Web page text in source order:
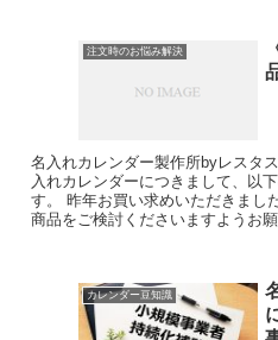
注文時のお悩み解決
名入れカレンダー製作所byレスタ
入れカレンダーにつきまして、以
す。 昨年お買い求めいただきまし
商品をご検討くださいますようお
カレンダー豆知識